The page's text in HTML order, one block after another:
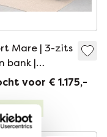
Mare | 3-zits
bank |
wol
voor € 1.175,-